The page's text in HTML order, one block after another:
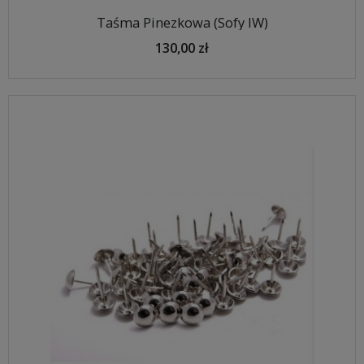
Taśma Pinezkowa (Sofy IW)
130,00 zł